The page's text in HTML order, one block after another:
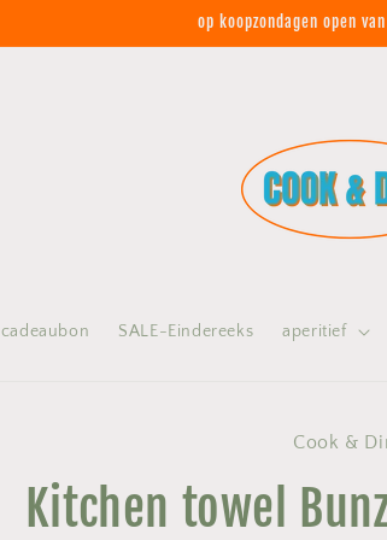
op koopzondagen open
cadeaubon SALE-Eindereeks aperitief
Cook &
Kitchen towel